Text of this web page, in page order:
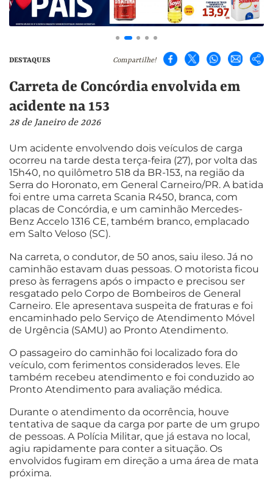
DESTAQUES Compartilhe!
Carreta de Concórdia envolvida em
acidente na 153
28 de Janeiro de 2026
Um acidente envolvendo dois veículos de carga
ocorreu na tarde desta terça-feira (27), por volta das
15h40, no quilômetro 518 da BR-153, na região da
Serra do Horonato, em General Carneiro/PR. A batida
foi entre uma carreta Scania R450, branca, com
placas de Concórdia, e um caminhão Mercedes-
Benz Accelo 1316 CE, também branco, emplacado
em Salto Veloso (SC).
Na carreta, o condutor, de 50 anos, saiu ileso. Já no
caminhão estavam duas pessoas. O motorista ficou
preso às ferragens após o impacto e precisou ser
resgatado pelo Corpo de Bombeiros de General
Carneiro. Ele apresentava suspeita de fraturas e foi
encaminhado pelo Serviço de Atendimento Móvel
de Urgência (SAMU) ao Pronto Atendimento.
O passageiro do caminhão foi localizado fora do
veículo, com ferimentos considerados leves. Ele
também recebeu atendimento e foi conduzido ao
Pronto Atendimento para avaliação médica.
Durante o atendimento da ocorrência, houve
tentativa de saque da carga por parte de um grupo
de pessoas. A Polícia Militar, que já estava no local,
agiu rapidamente para conter a situação. Os
envolvidos fugiram em direção a uma área de mata
próxima.